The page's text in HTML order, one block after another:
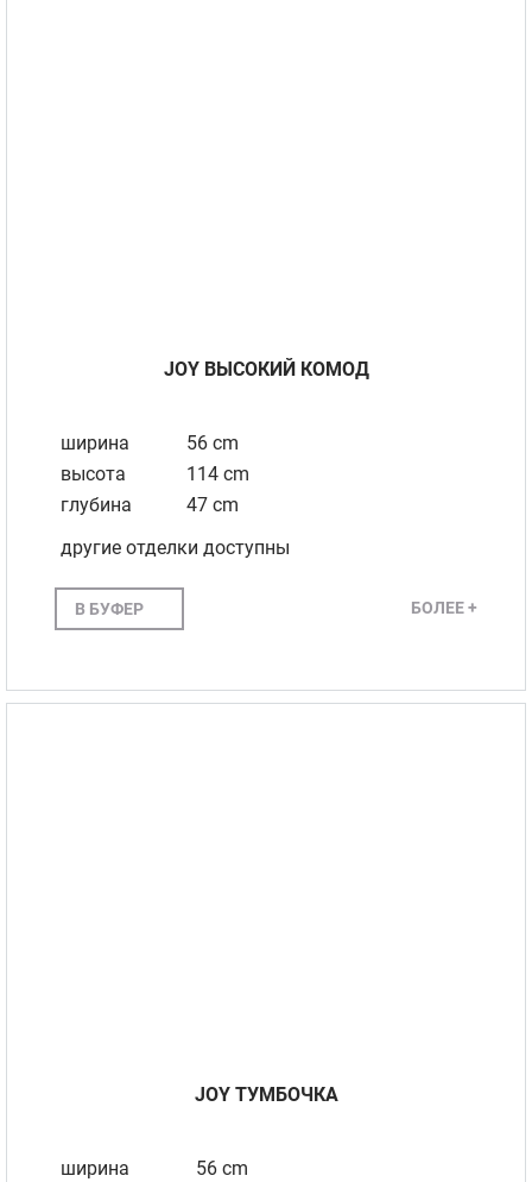
JOY ВЫСОКИЙ КОМОД
ширина
56 cm
высота
114 cm
глубина
47 cm
другие отделки доступны
В БУФЕР БОЛЕЕ +
JOY TУМБОЧКА
ширина
56 cm